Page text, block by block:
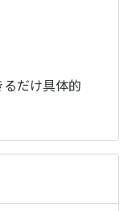
だけ具体的